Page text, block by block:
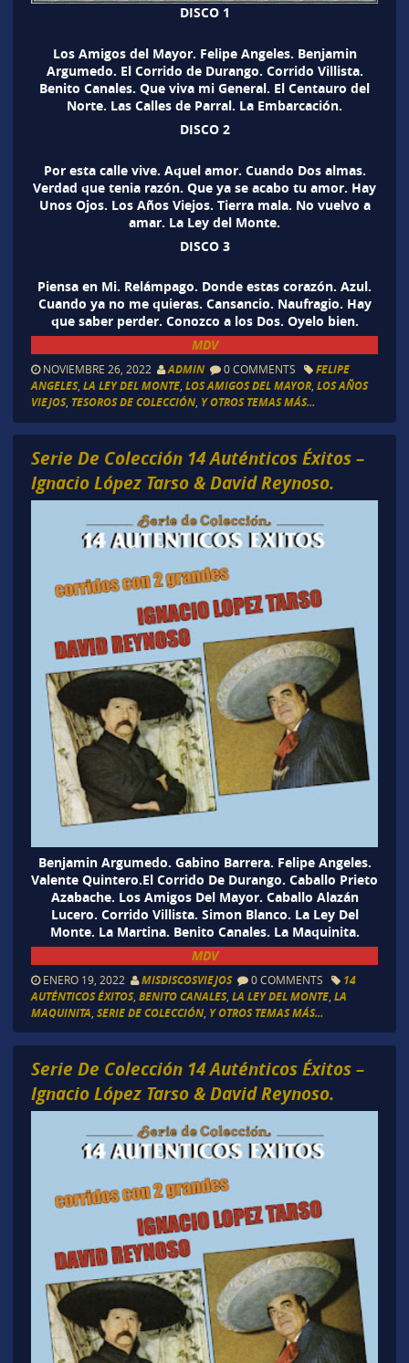
DISCO 1
Los Amigos del Mayor. Felipe Angeles. Benjamin
Argumedo. El Corrido de Durango. Corrido Villista.
Benito Canales. Que viva mi General. El Centauro del
Norte. Las Calles de Parral. La Embarcación.
DISCO 2
Por esta calle vive. Aquel amor. Cuando Dos almas.
Verdad que tenia razón. Que ya se acabo tu amor. Hay
Unos Ojos. Los Años Viejos. Tierra mala. No vuelvo a
amar. La Ley del Monte.
DISCO 3
Piensa en Mi. Relámpago. Donde estas corazón. Azul.
Cuando ya no me quieras. Cansancio. Naufragio. Hay
que saber perder. Conozco a los Dos. Oyelo bien.
MDV
NOVIEMBRE 26, 2022 ADMIN 0 COMMENTS
FELIPE
ANGELES, LA LEY DEL MONTE, LOS AMIGOS DEL MAYOR, LOS AÑOS
VIEJOS, TESOROS DE COLECCIÓN, Y OTROS TEMAS MÁS...
Serie De Colección 14 Auténticos Éxitos –
Ignacio López Tarso & David Reynoso.
Benjamin Argumedo. Gabino Barrera. Felipe Angeles.
Valente Quintero.El Corrido De Durango. Caballo Prieto
Azabache. Los Amigos Del Mayor. Caballo Alazán
Lucero. Corrido Villista. Simon Blanco. La Ley Del
Monte. La Martina. Benito Canales. La Maquinita.
MDV
ENERO 19, 2022 MISDISCOSVIEJOS 0 COMMENTS
14
AUTÉNTICOS ÉXITOS, BENITO CANALES, LA LEY DEL MONTE, LA
MAQUINITA SERIE DE COLECCIÓN, Y OTROS TEMAS MÁS...
Serie De Colección 14 Auténticos Éxitos –
Ignacio López Tarso & David Reynoso.